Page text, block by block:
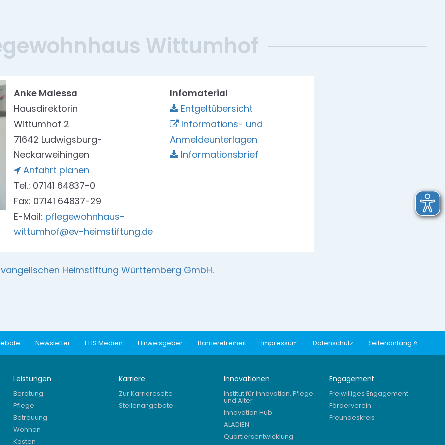
Wittumhof
Anke Malessa
Hausdirektorin
Wittumhof 2
71642 Ludwigsburg-
Neckarweihingen
Anfahrt planen
Tel.: 07141 64837-0
Fax: 07141 64837-29
E-Mail: pflegewohnhaus-
wittumhof@ev-heimstiftung.de
Infomaterial
Entgeltübersicht
Informations- und
Anmeldeunterlagen
Informationsbrief
Heimstiftung Württemberg GmbH.
Newsletter EHS Medien Hinweisgeber Barrierefreiheit Impressum Datenschutz Seitenanfang
Leistungen
Beratung
Pflege
Betreuung
Wohnen
Kosten
Karriere
Zur Karriereseite
Stellenangebote
Innovationen
Institut für Innovation, Pflege
und Alter
Innovation Hub
ALADIEN
Quartiersentwicklung
Engagement
Freiwilliges Engagement
Förderverein
Freundeskreis